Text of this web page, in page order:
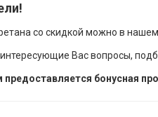
со скидкой можно в
Вас вопросы,
бонусная